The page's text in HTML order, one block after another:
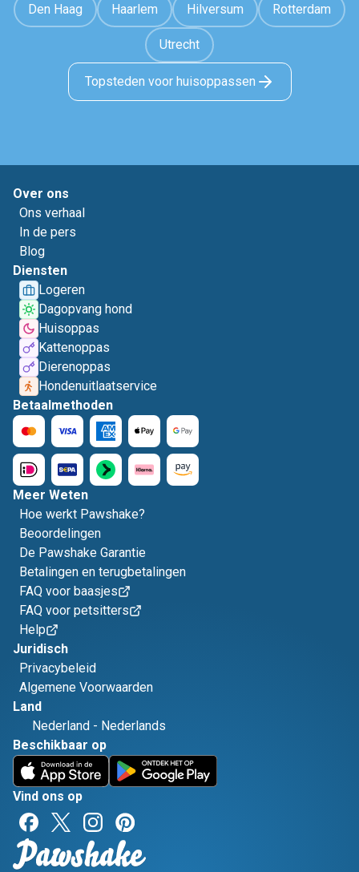
Den Haag Haarlem Hilversum Rotterdam
Utrecht
Topsteden voor huisoppassen
Over ons
Ons verhaal
In de pers
Blog
Diensten
Logeren
Dagopvang hond
Huisoppas
Kattenoppas
Dierenoppas
Hondenuitlaatservice
Betaalmethoden
Meer Weten
Hoe werkt Pawshake?
Beoordelingen
De Pawshake Garantie
Betalingen en terugbetalingen
FAQ voor baasjes
FAQ voor petsitters
Help
Juridisch
Privacybeleid
Algemene Voorwaarden
Land
Nederland - Nederlands
Beschikbaar op
Vind ons op